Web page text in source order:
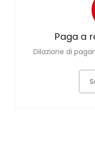
Paga a
Dilazione di